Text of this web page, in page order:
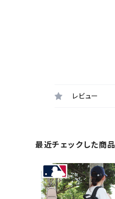
レビュー
最近チェックした商品